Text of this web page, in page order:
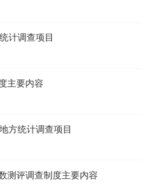
计调查项目
主要内容
方统计调查项目
测评调查制度主要内容